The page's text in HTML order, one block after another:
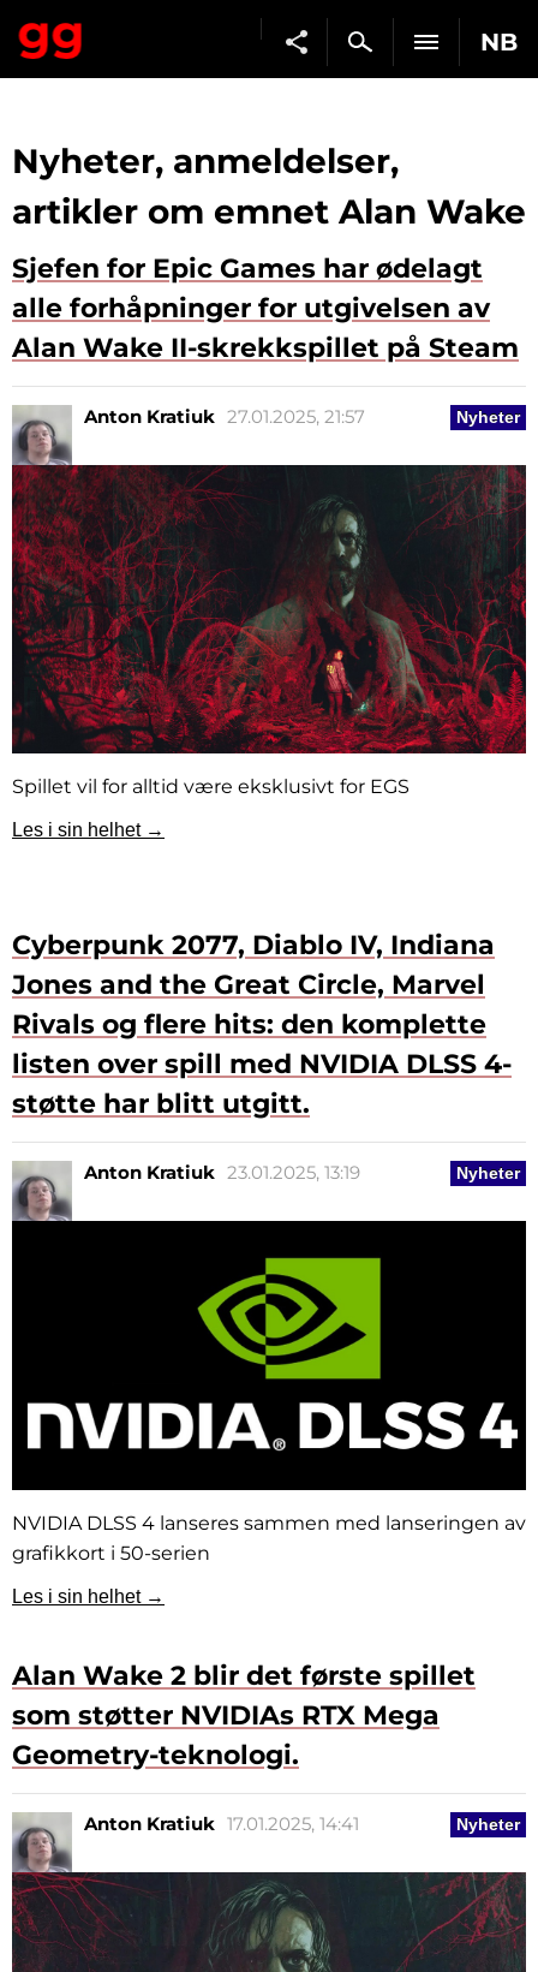
NB
Nyheter, anmeldelser,
artikler om emnet Alan Wake
Sjefen for Epic Games har ødelagt
alle forhåpninger for utgivelsen av
Alan Wake II-skrekkspillet på Steam
Nyheter
Anton Kratiuk 27.01.2025, 21:57
Spillet vil for alltid være eksklusivt for EGS
Les i sin helhet →
Cyberpunk 2077, Diablo IV, Indiana
Jones and the Great Circle, Marvel
Rivals og flere hits: den komplette
listen over spill med NVIDIA DLSS 4-
støtte har blitt utgitt.
Nyheter
Anton Kratiuk 23.01.2025, 13:19
NVIDIA DLSS 4 lanseres sammen med lanseringen av
grafikkort i 50-serien
Les i sin helhet →
Alan Wake 2 blir det første spillet
som støtter NVIDIAs RTX Mega
Geometry-teknologi.
Nyheter
Anton Kratiuk 17.01.2025, 14:41